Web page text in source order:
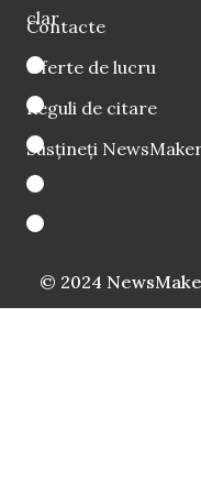
clar
Contacte
Oferte de lucru
Reguli de citare
Susțineți
© 2024